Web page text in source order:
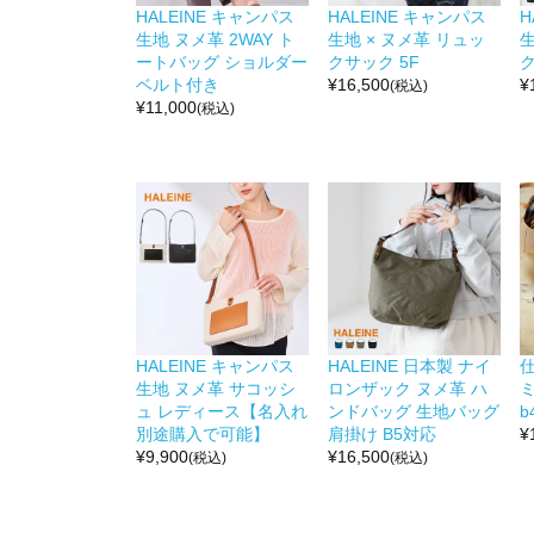
HALEINE キャンパス
生地 ヌメ革 2WAY ト
ートバッグ ショルダー
ベルト付き
¥11,000(税込)
HALEINE キャンパス
生地 × ヌメ革 リュッ
クサック 5F
¥16,500(税込)
¥
HALEINE キャンパス
生地 ヌメ革 サコッシ
ュ レディース【名入れ
別途購入で可能】
¥9,900(税込)
HALEINE 日本製 ナイ
ロンザック ヌメ革 ハ
ンドバッグ 生地バッグ
肩掛け B5対応
¥16,500(税込)
¥